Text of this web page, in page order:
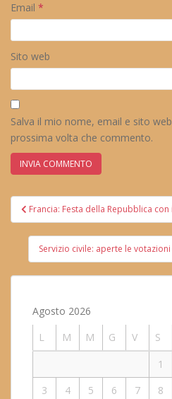
Email *
Sito web
Salva il mio nome, email e sito
prossima volta che commento.
Navigazione
articoli
Francia: Festa della Repubblica
Servizio civile: aperte le
Agosto 2026
L
M M G V S
1
3
4 5 6 7 8